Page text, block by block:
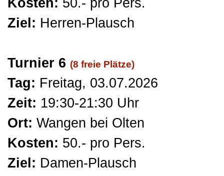
Kosten: 50.- pro Pers.
Ziel: Herren-Plausch
Turnier 6 (8 freie Plätze)
Tag: Freitag, 03.07.2026
Zeit: 19:30-21:30 Uhr
Ort: Wangen bei Olten
Kosten: 50.- pro Pers.
Ziel: Damen-Plausch